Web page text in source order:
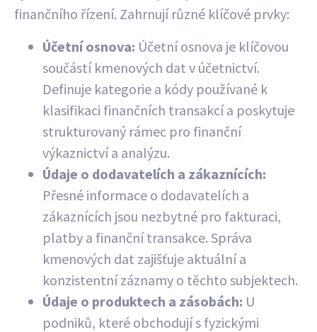
finančního řízení. Zahrnují různé klíčové prvky:
Účetní osnova: Účetní osnova je klíčovou
součástí kmenových dat v účetnictví.
Definuje kategorie a kódy používané k
klasifikaci finančních transakcí a poskytuje
strukturovaný rámec pro finanční
výkaznictví a analýzu.
Údaje o dodavatelích a zákaznících:
Přesné informace o dodavatelích a
zákaznících jsou nezbytné pro fakturaci,
platby a finanční transakce. Správa
kmenových dat zajišťuje aktuální a
konzistentní záznamy o těchto subjektech.
Údaje o produktech a zásobách: U
podniků, které obchodují s fyzickými